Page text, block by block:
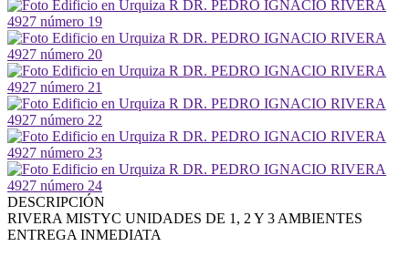
DESCRIPCIÓN
RIVERA MISTYC UNIDADES DE 1, 2 Y 3 AMBIENTES
ENTREGA INMEDIATA